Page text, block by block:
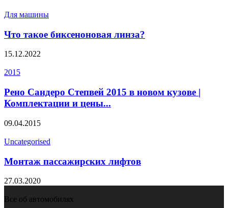
Для машины
Что такое биксеноновая линза?
15.12.2022
2015
Рено Сандеро Степвей 2015 в новом кузове |
Комплектации и цены...
09.04.2015
Uncategorised
Монтаж пассажирских лифтов
27.03.2020
Все об автомобилях